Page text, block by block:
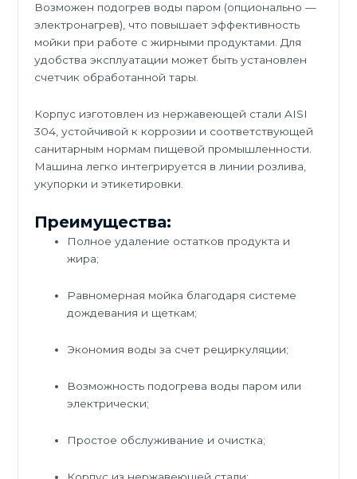
Возможен подогрев воды паром (опционально —
электронагрев), что повышает эффективность
мойки при работе с жирными продуктами. Для
удобства эксплуатации может быть установлен
счетчик обработанной тары.
Корпус изготовлен из нержавеющей стали AISI
304, устойчивой к коррозии и соответствующей
санитарным нормам пищевой промышленности.
Машина легко интегрируется в линии розлива,
укупорки и этикетировки.
Преимущества:
Полное удаление остатков продукта и
жира;
Равномерная мойка благодаря системе
дождевания и щеткам;
Экономия воды за счет рециркуляции;
Возможность подогрева воды паром или
электрически;
Простое обслуживание и очистка;
Корпус из нержавеющей стали;